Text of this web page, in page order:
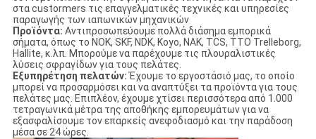
στα custormers τις επαγγελματικές τεχνικές και υπηρεσίες
παραγωγής των ιαπωνικών μηχανικών
Προϊόντα: Αντιπροσωπεύουμε πολλά διάσημα εμπορικά
σήματα, όπως το NOK, SKF, NDK, Koyo, NAK, TCS, TTO Trelleborg,
Hallite, κ.λπ. Μπορούμε να παρέχουμε τις πλουραλιστικές
λύσεις σφραγίδων για τους πελάτες.
Εξυπηρέτηση πελατών:Έχουμε το εργοστάσιό μας, το οποίο
μπορεί να προσαρμόσει και να αναπτύξει τα προϊόντα για τους
πελάτες μας. Επιπλέον, έχουμε χτίσει περισσότερα από 1.000
τετραγωνικά μέτρα της αποθήκης εμπορευμάτων για να
εξασφαλίσουμε τον επαρκείς ανεφοδιασμό και την παράδοση
μέσα σε 24 ώρες.